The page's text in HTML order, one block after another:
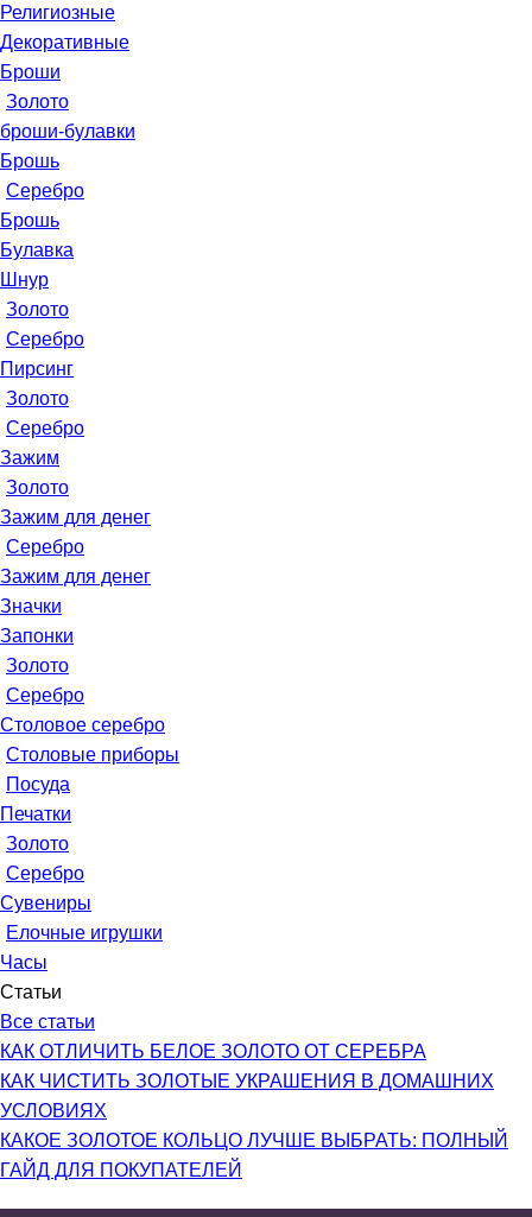
Религиозные
Декоративные
Броши
Золото
броши-булавки
Брошь
Серебро
Брошь
Булавка
Шнур
Золото
Серебро
Пирсинг
Золото
Серебро
Зажим
Золото
Зажим для денег
Серебро
Зажим для денег
Значки
Запонки
Золото
Серебро
Столовое серебро
Столовые приборы
Посуда
Печатки
Золото
Серебро
Сувениры
Елочные игрушки
Часы
Статьи
Все статьи
КАК ОТЛИЧИТЬ БЕЛОЕ ЗОЛОТО ОТ СЕРЕБРА
КАК ЧИСТИТЬ ЗОЛОТЫЕ УКРАШЕНИЯ В ДОМАШНИХ
УСЛОВИЯХ
КАКОЕ ЗОЛОТОЕ КОЛЬЦО ЛУЧШЕ ВЫБРАТЬ: ПОЛНЫЙ
ГАЙД ДЛЯ ПОКУПАТЕЛЕЙ